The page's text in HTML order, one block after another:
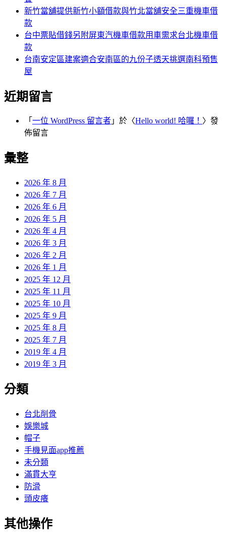
新竹當舖提供新竹小額借款與竹北當舖安全三重機車借
款
台中票貼借錢另附屏東汽機車借款用車需求台北機車借
款
台南安定區建案適合安南區的九份子透天挑選南科預售
屋
近期留言
「 一位 WordPress 留言者 」於〈Hello world! 哈囉！ 〉發
佈留言
彙整
2026 年 8 月
2026 年 7 月
2026 年 6 月
2026 年 5 月
2026 年 4 月
2026 年 3 月
2026 年 2 月
2026 年 1 月
2025 年 12 月
2025 年 11 月
2025 年 10 月
2025 年 9 月
2025 年 8 月
2025 年 7 月
2019 年 4 月
2019 年 3 月
分類
台北削骨
娛樂城
帽子
手機見面app推薦
未分類
滿貫大亨
防滑
頭皮癢
其他操作